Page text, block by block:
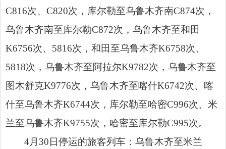
C816次、C820次，库尔勒至乌鲁木齐南C874次，
乌鲁木齐南至库尔勒C872次，乌鲁木齐至和田
K6756次、5816次，和田至乌鲁木齐K6758次、
5818次，乌鲁木齐至阿拉尔K9782次，乌鲁木齐至
图木舒克K9776次，乌鲁木齐至喀什K6742次、喀
什至乌鲁木齐K6744次，库尔勒至哈密C996次、米
兰至乌鲁木齐K9755次，哈密至库尔勒C995次。
4月30日停运的旅客列车：乌鲁木齐至米兰